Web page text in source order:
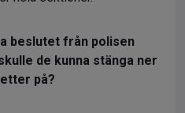
beslutet från polisen
de kunna stänga ner
på?